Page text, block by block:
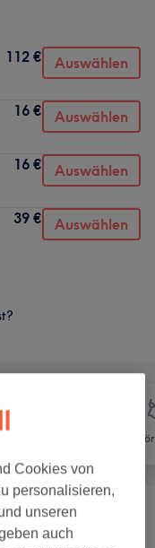
112 € Auswählen
16 € Auswählen
16 € Auswählen
39 € Auswählen
ab 99 €
Cookies von
personalisieren,
unseren
auch